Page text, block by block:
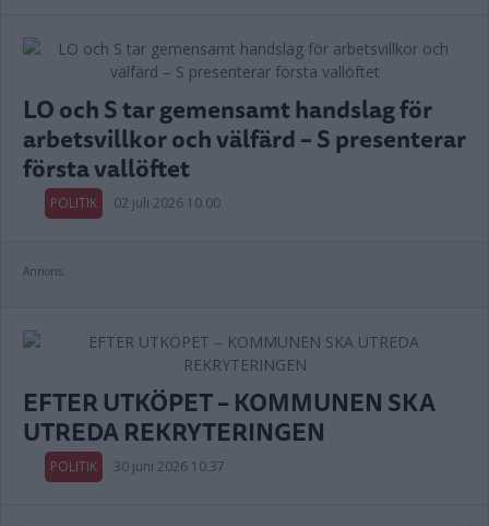
LO och S tar gemensamt handslag för
arbetsvillkor och välfärd – S presenterar
första vallöftet
POLITIK 02 juli 2026 10.00
Annons:
EFTER UTKÖPET – KOMMUNEN SKA
UTREDA REKRYTERINGEN
POLITIK 30 juni 2026 10.37